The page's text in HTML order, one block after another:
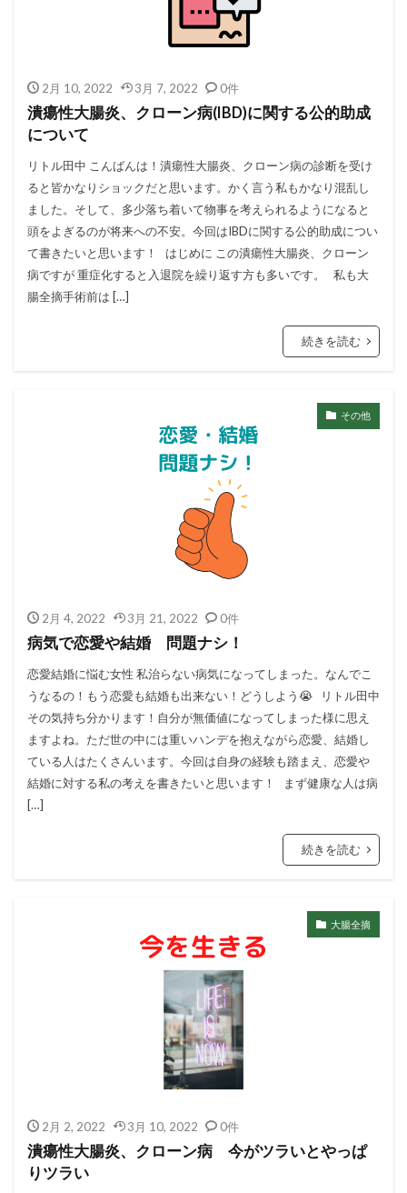
2月 10, 2022 3月 7, 2022 0件
潰瘍性大腸炎、クローン病(IBD)に関する公的助成
について
リトル田中 こんばんは！潰瘍性大腸炎、クローン病の診断を受け
ると皆かなりショックだと思います。かく言う私もかなり混乱し
ました。そして、多少落ち着いて物事を考えられるようになると
頭をよぎるのが将来への不安。今回はIBDに関する公的助成につい
て書きたいと思います！ はじめに この潰瘍性大腸炎、クローン
病ですが 重症化すると入退院を繰り返す方も多いです。 私も大
腸全摘手術前は […]
続きを読む
その他
2月 4, 2022 3月 21, 2022 0件
病気で恋愛や結婚 問題ナシ！
恋愛結婚に悩む女性 私治らない病気になってしまった。なんでこ
うなるの！もう恋愛も結婚も出来ない！どうしよう😭 リトル田中
その気持ち分かります！自分が無価値になってしまった様に思え
ますよね。ただ世の中には重いハンデを抱えながら恋愛、結婚し
ている人はたくさんいます。今回は自身の経験も踏まえ、恋愛や
結婚に対する私の考えを書きたいと思います！ まず健康な人は病
[…]
続きを読む
大腸全摘
2月 2, 2022 3月 10, 2022 0件
潰瘍性大腸炎、クローン病 今がツラいとやっぱ
りツラい